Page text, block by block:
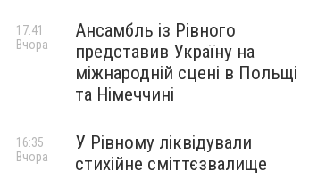
Ансамбль із Рівного
представив Україну на
міжнародній сцені в Польщі
та Німеччині
17:41
Вчора
У Рівному ліквідували
стихійне сміттєзвалище
16:35
Вчора